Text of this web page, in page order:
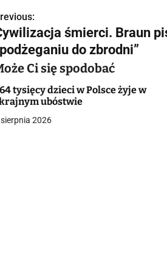
a
śmierci. Braun
do zbrodni”
Ci się spodobać
tysięcy dzieci w Polsce żyje w
ubóstwie
2026